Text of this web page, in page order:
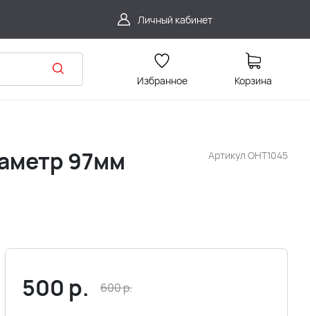
Личный кабинет
Избранное Корзина
Артикул OHT1045
97мм
500 р. 600р.